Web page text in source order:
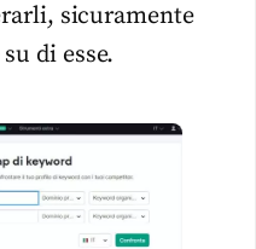
sicuramente
di esse.